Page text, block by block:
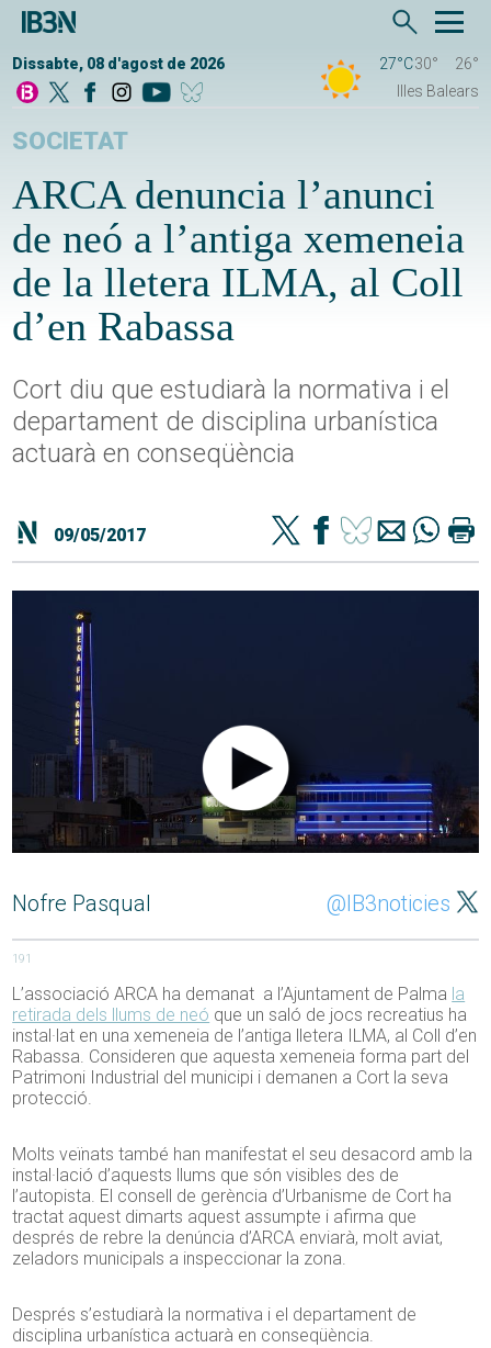
Dissabte, 08 d'agost de 2026 27°C30°
26°
Illes Balears
SOCIETAT
ARCA denuncia l’anunci
de neó a l’antiga xemeneia
de la lletera ILMA, al Coll
d’en Rabassa
Cort diu que estudiarà la normativa i el
departament de disciplina urbanística
actuarà en conseqüència
09/05/2017
Nofre Pasqual @IB3noticies
191
L’associació ARCA ha demanat a l’Ajuntament de Palma la
retirada dels llums de neó que un saló de jocs recreatius ha
instal·lat en una xemeneia de l’antiga lletera ILMA, al Coll d’en
Rabassa. Consideren que aquesta xemeneia forma part del
Patrimoni Industrial del municipi i demanen a Cort la seva
protecció.
Molts veïnats també han manifestat el seu desacord amb la
instal·lació d’aquests llums que són visibles des de
l’autopista. El consell de gerència d’Urbanisme de Cort ha
tractat aquest dimarts aquest assumpte i afirma que
després de rebre la denúncia d’ARCA enviarà, molt aviat,
zeladors municipals a inspeccionar la zona.
Després s’estudiarà la normativa i el departament de
disciplina urbanística actuarà en conseqüència.